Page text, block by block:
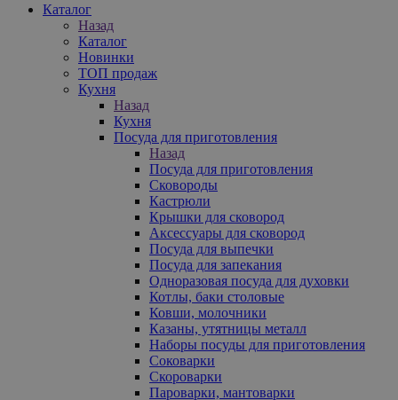
Каталог
Назад
Каталог
Новинки
ТОП продаж
Кухня
Назад
Кухня
Посуда для приготовления
Назад
Посуда для приготовления
Сковороды
Кастрюли
Крышки для сковород
Аксессуары для сковород
Посуда для выпечки
Посуда для запекания
Одноразовая посуда для духовки
Котлы, баки столовые
Ковши, молочники
Казаны, утятницы металл
Наборы посуды для приготовления
Соковарки
Скороварки
Пароварки, мантоварки